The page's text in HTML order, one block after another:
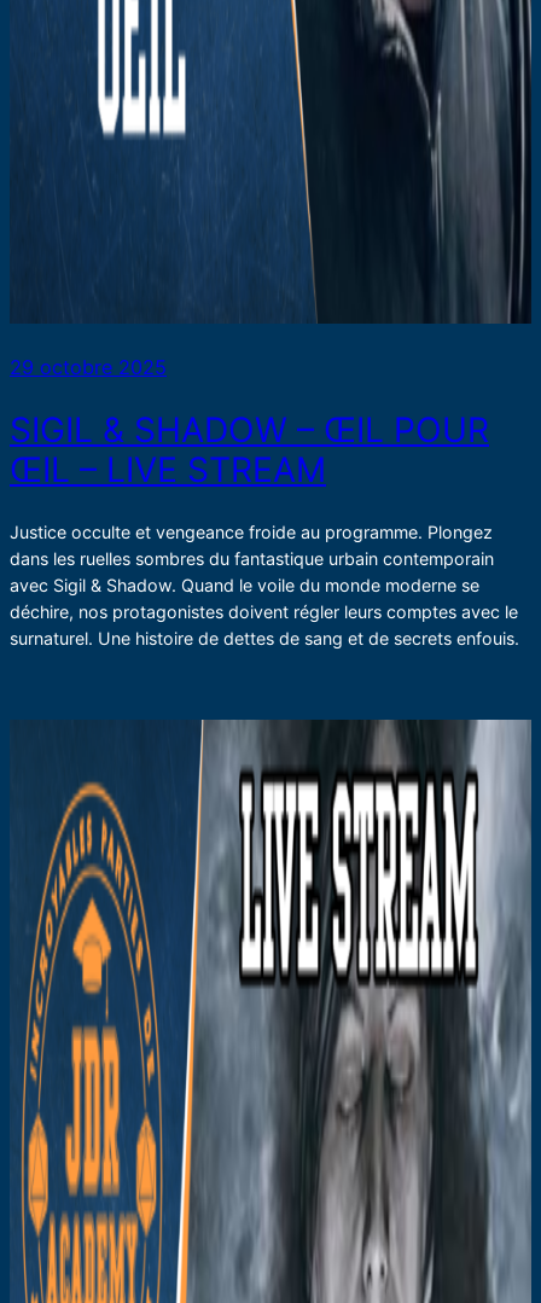
29 octobre 2025
SIGIL & SHADOW – ŒIL POUR
ŒIL – LIVE STREAM
Justice occulte et vengeance froide au programme. Plongez
dans les ruelles sombres du fantastique urbain contemporain
avec Sigil & Shadow. Quand le voile du monde moderne se
déchire, nos protagonistes doivent régler leurs comptes avec le
surnaturel. Une histoire de dettes de sang et de secrets enfouis.